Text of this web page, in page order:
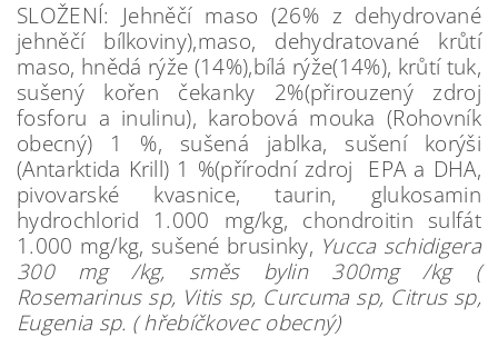
SLOŽENÍ: Jehněčí maso (26% z dehydrované
jehněčí bílkoviny),maso, dehydratované krůtí
maso, hnědá rýže (14%),bílá rýže(14%), krůtí tuk,
sušený kořen čekanky 2%(přirouzený zdroj
fosforu a inulinu), karobová mouka (Rohovník
obecný) 1 %, sušená jablka, sušení korýši
(Antarktida Krill) 1 %(přírodní zdroj EPA a DHA,
pivovarské kvasnice, taurin, glukosamin
hydrochlorid 1.000 mg/kg, chondroitin sulfát
1.000 mg/kg, sušené brusinky, Yucca schidigera
300 mg /kg, směs bylin 300mg /kg (
Rosemarinus sp, Vitis sp, Curcuma sp, Citrus sp,
Eugenia sp. ( hřebíčkovec obecný)